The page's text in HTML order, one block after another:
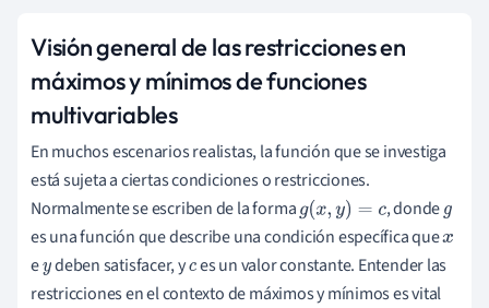
Visión general de las restricciones en
máximos y mínimos de funciones
multivariables
En muchos escenarios realistas, la función que se investiga
está sujeta a ciertas condiciones o restricciones.
Normalmente se escriben de la formag(x,y)=c , dondeg
es una función que describe una condición específica quex
ey deben satisfacer, yces un valor constante. Entender las
restricciones en el contexto de máximos y mínimos es vital